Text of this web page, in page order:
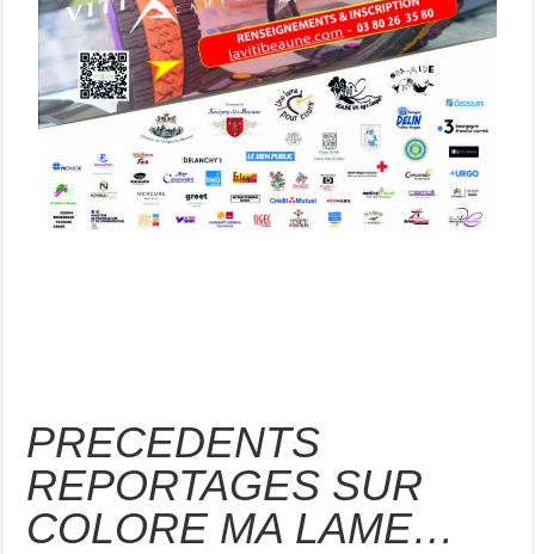
PRECEDENTS
REPORTAGES SUR
COLORE MA LAME…